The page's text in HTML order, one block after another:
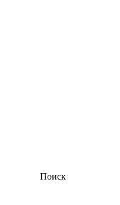
Поиск